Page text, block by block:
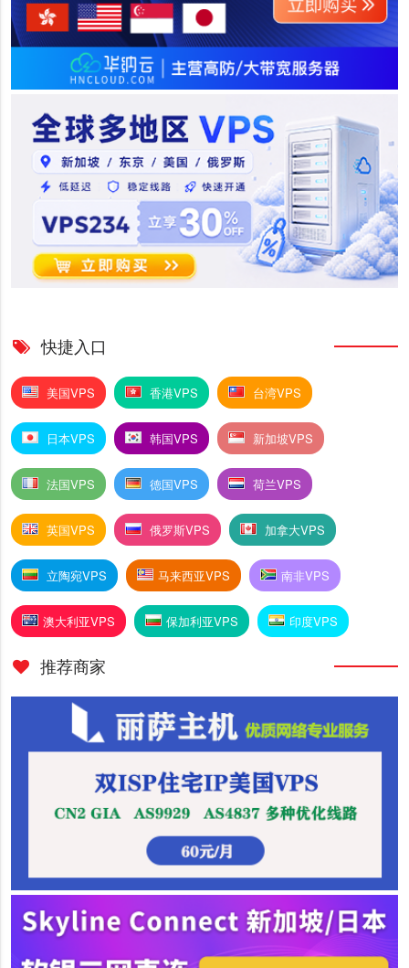
快捷入口
美国VPS 香港VPS 台湾VPS
日本VPS 韩国VPS 新加坡VPS
法国VPS 德国VPS 荷兰VPS
英国VPS 俄罗斯VPS 加拿大VPS
立陶宛VPS 马来西亚VPS 南非VPS
澳大利亚VPS 保加利亚VPS 印度VPS
推荐商家